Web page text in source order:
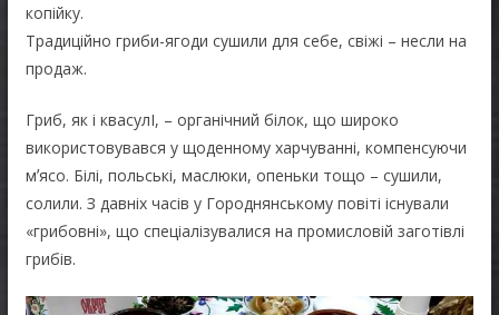
копійку.
Традиційно гриби-ягоди сушили для себе, свіжі – несли на
продаж.
Гриб, як і квасулІ, – органічний білок, що широко
використовувався у щоденному харчуванні, компенсуючи
мʼясо. Білі, польські, маслюки, опеньки тощо – сушили,
солили. З давніх часів у Городнянському повіті існували
«грибовні», що спеціалізувалися на промисловій заготівлі
грибів.